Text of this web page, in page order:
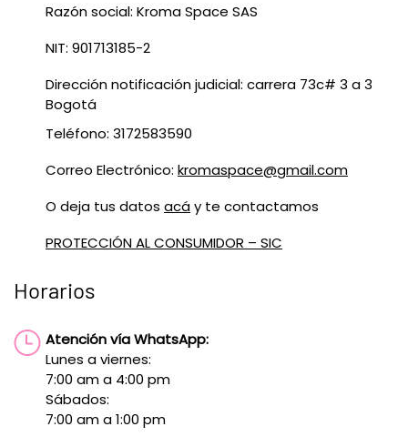
Razón social: Kroma Space SAS
NIT: 901713185-2
Dirección notificación judicial: carrera 73c# 3 a 3
Bogotá
Teléfono: 3172583590
Correo Electrónico: kromaspace@gmail.com
O deja tus datos acáy te contactamos
PROTECCIÓN AL CONSUMIDOR – SIC
Horarios
Atención vía WhatsApp:
Lunes a viernes:
7:00 am a 4:00 pm
Sábados:
7:00 am a 1:00 pm